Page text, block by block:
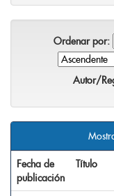
Ordenar por:
Autor/
Fecha de
publicación
Título